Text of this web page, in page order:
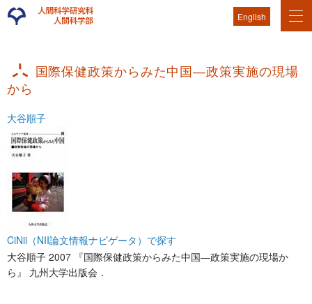
English
国際保健政策からみた中国―政策実施の現場
から
大谷順子
CiNii（NII論文情報ナビゲータ）で探す
大谷順子 2007 『国際保健政策からみた中国―政策実施の現場か
ら』 九州大学出版会．